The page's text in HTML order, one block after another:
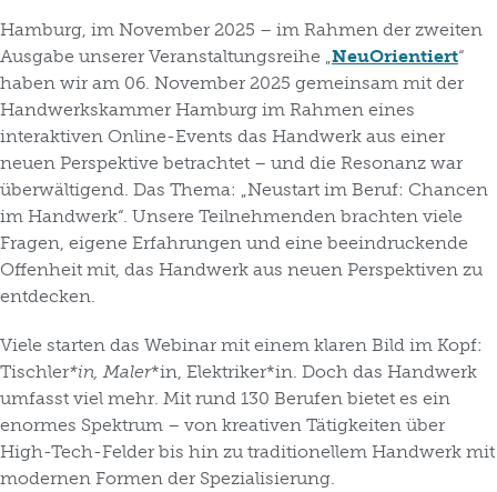
Hamburg, im November 2025 – im Rahmen der zweiten
Ausgabe unserer Veranstaltungsreihe „NeuOrientiert“
haben wir am 06. November 2025 gemeinsam mit der
Handwerkskammer Hamburg im Rahmen eines
interaktiven Online-Events das Handwerk aus einer
neuen Perspektive betrachtet – und die Resonanz war
überwältigend. Das Thema: „Neustart im Beruf: Chancen
im Handwerk“. Unsere Teilnehmenden brachten viele
Fragen, eigene Erfahrungen und eine beeindruckende
Offenheit mit, das Handwerk aus neuen Perspektiven zu
entdecken.
Viele starten das Webinar mit einem klaren Bild im Kopf:
Tischler*in, Maler*in, Elektriker*in. Doch das Handwerk
umfasst viel mehr. Mit rund 130 Berufen bietet es ein
enormes Spektrum – von kreativen Tätigkeiten über
High-Tech-Felder bis hin zu traditionellem Handwerk mit
modernen Formen der Spezialisierung.